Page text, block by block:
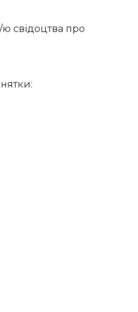
ю свідоцтва про